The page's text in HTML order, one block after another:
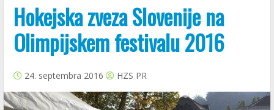
Hokejska zveza Slovenije na
Olimpijskem festivalu 2016
24. septembra 2016 HZS PR